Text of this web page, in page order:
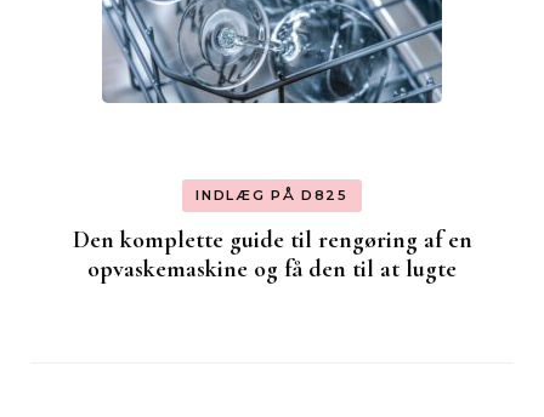
INDLÆG PÅ D825
Den komplette guide til rengøring af en
opvaskemaskine og få den til at lugte